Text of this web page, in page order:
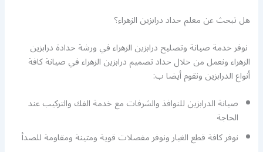
هل تبحث عن معلم حداد درابزين الزهراء؟
نوفر خدمة صيانة وتصليح درابزين الزهراء في ورشة حدادة درابزين
الزهراء ونعمل من خلال حداد تصميم درابزين الزهراء في صيانة كافة
أنواع الدرابزين ونقوم أيضا ب:
صيانة الدرابزين للنوافذ والشرفات مع خدمة الفك والتركيب عند
الحاجة
نوفر كافة قطع الغيار ونوفر مفصلات قوية ومتينة ومقاومة للصدأ